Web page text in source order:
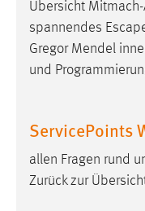
Übersicht
spannendes
Gregor Mendel
und
ServicePoints
allen Fragen rund
Zurück zur
Zweck:
Cookie Laufzeit: